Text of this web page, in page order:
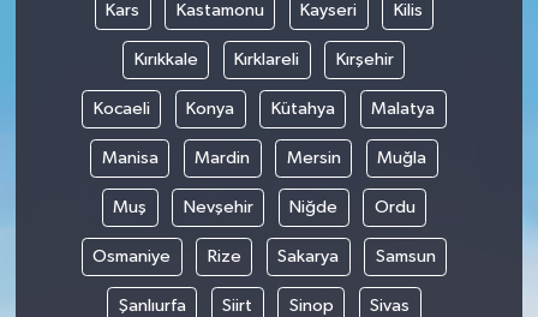
Kars Kastamonu Kayseri Kilis
Kırıkkale Kırklareli Kırşehir
Kocaeli Konya Kütahya Malatya
Manisa Mardin Mersin Muğla
Muş Nevşehir Niğde Ordu
Osmaniye Rize Sakarya Samsun
Şanlıurfa Siirt Sinop Sivas